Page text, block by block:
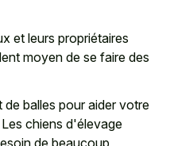
et leurs propriétaires
moyen de se faire des
balles pour aider votre
chiens d'élevage
de beaucoup